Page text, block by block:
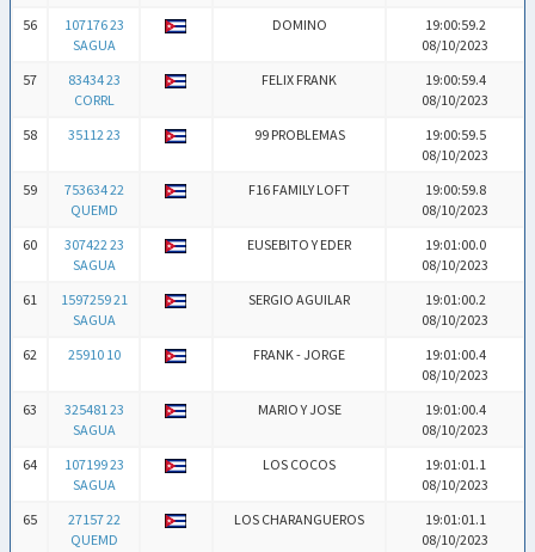
56
107176 23
SAGUA
DOMINO
19:00:59.2
08/10/2023
57
83434 23
CORRL
FELIX FRANK
19:00:59.4
08/10/2023
58
35112 23 99 PROBLEMAS
19:00:59.5
08/10/2023
59
753634 22
QUEMD
F16 FAMILY LOFT
19:00:59.8
08/10/2023
60
307422 23
SAGUA
EUSEBITO Y EDER
19:01:00.0
08/10/2023
61
1597259 21
SAGUA
SERGIO AGUILAR
19:01:00.2
08/10/2023
62
25910 10 FRANK - JORGE
19:01:00.4
08/10/2023
63
325481 23
SAGUA
MARIO Y JOSE
19:01:00.4
08/10/2023
64
107199 23
SAGUA
LOS COCOS
19:01:01.1
08/10/2023
65
27157 22
QUEMD
LOS CHARANGUEROS
19:01:01.1
08/10/2023